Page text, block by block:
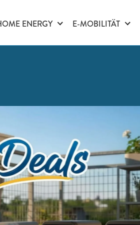
ENERGY E-MOBILITÄT